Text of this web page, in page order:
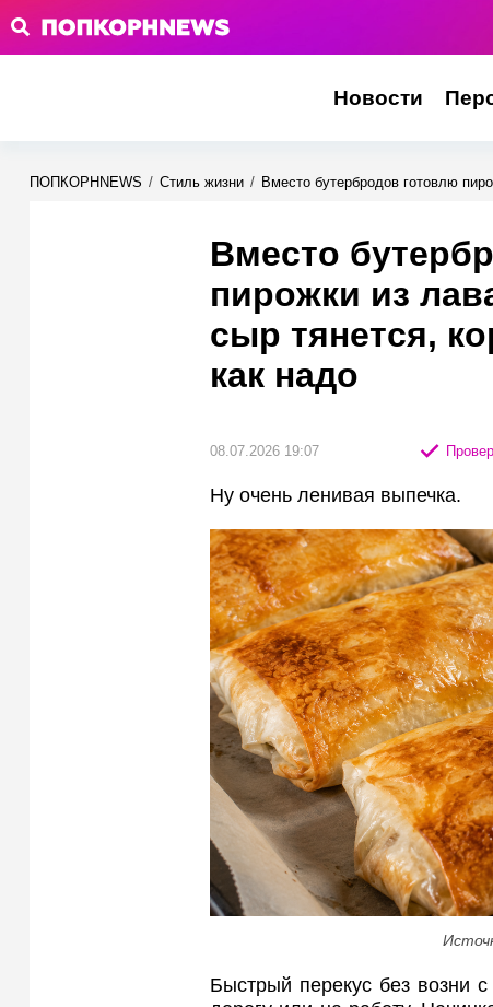
Новости
ПОПКОРНNEWS / Стиль жизни / Вместо бутербродов готовлю
Вместо
пирожки из
сыр тянется,
как надо
08.07.2026 19:07
Ну очень ленивая выпечка.
Быстрый перекус без возни